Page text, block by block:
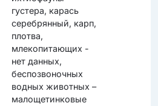
густера, карась
серебрянный, карп,
плотва,
млекопитающих -
нет данных,
беспозвоночных
водных животных –
малощетинковые